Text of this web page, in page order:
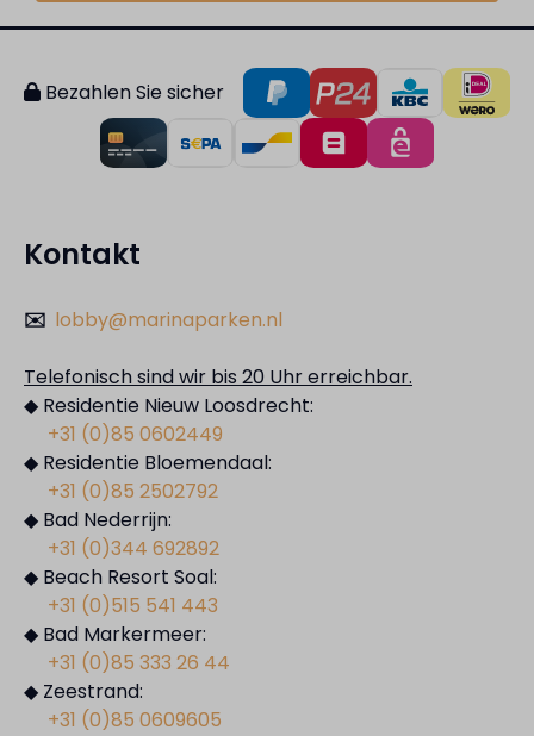
Bezahlen Sie sicher
Kontakt
✉️ lobby@marinaparken.nl
Telefonisch sind wir bis 20 Uhr erreichbar.
◆ Residentie Nieuw Loosdrecht:
+31 (0)85 0602449
◆ Residentie Bloemendaal:
+31 (0)85 2502792
◆ Bad Nederrijn:
+31 (0)344 692892
◆ Beach Resort Soal:
+31 (0)515 541 443
◆ Bad Markermeer:
+31 (0)85 333 26 44
◆ Zeestrand:
+31 (0)85 0609605